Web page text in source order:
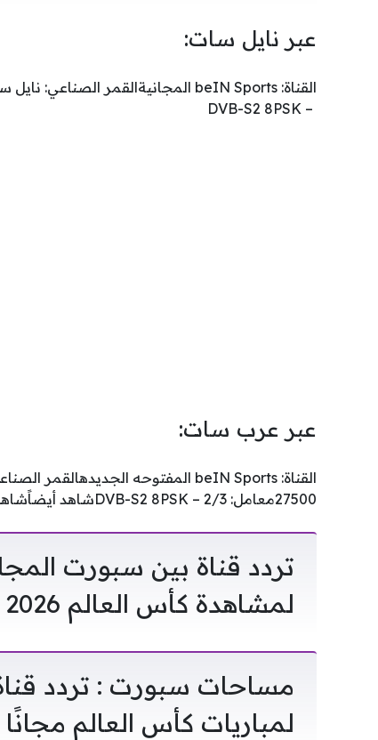
عبر نايل سات:
– DVB-S2 8PSK
عبر عرب سات:
27500معامل: 2/3 – DVB-S2 8PSKشاهد أيضاًشاهد أيضاً
لمشاهدة كأس العالم 2026
مساحات سبورت : تردد
لمباريات كأس العالم مجانًا